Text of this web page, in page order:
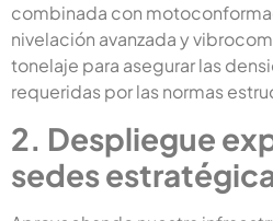
combinada con
nivelación avanzada y
tonelaje para asegurar las
requeridas por las normas
2. Despliegue
sedes